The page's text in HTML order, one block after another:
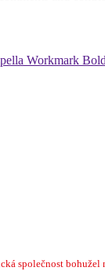
společnost